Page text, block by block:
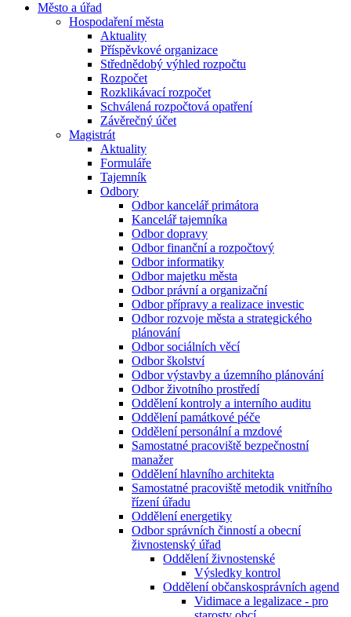
Město a úřad
Hospodaření města
Aktuality
Příspěvkové organizace
Střednědobý výhled rozpočtu
Rozpočet
Rozklikávací rozpočet
Schválená rozpočtová opatření
Závěrečný účet
Magistrát
Aktuality
Formuláře
Tajemník
Odbory
Odbor kancelář primátora
Kancelář tajemníka
Odbor dopravy
Odbor finanční a rozpočtový
Odbor informatiky
Odbor majetku města
Odbor právní a organizační
Odbor přípravy a realizace investic
Odbor rozvoje města a strategického
plánování
Odbor sociálních věcí
Odbor školství
Odbor výstavby a územního plánování
Odbor životního prostředí
Oddělení kontroly a interního auditu
Oddělení památkové péče
Oddělení personální a mzdové
Samostatné pracoviště bezpečnostní
manažer
Oddělení hlavního architekta
Samostatné pracoviště metodik vnitřního
řízení úřadu
Oddělení energetiky
Odbor správních činností a obecní
živnostenský úřad
Oddělení živnostenské
Výsledky kontrol
Oddělení občanskosprávních agend
Vidimace a legalizace - pro